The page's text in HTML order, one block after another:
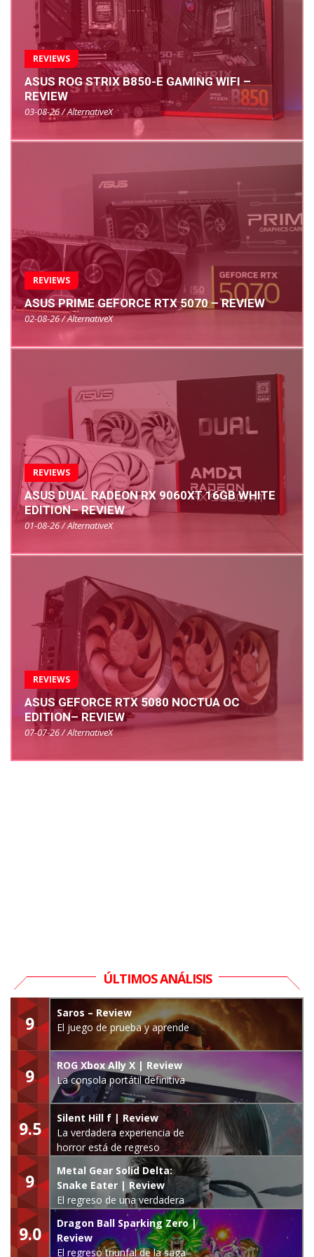
REVIEWS
ASUS ROG STRIX B850-E GAMING WIFI –
REVIEW
03-08-26 / AlternativeX
REVIEWS
ASUS PRIME GEFORCE RTX 5070 – REVIEW
02-08-26 / AlternativeX
REVIEWS
ASUS DUAL RADEON RX 9060XT 16GB WHITE
EDITION– REVIEW
01-08-26 / AlternativeX
REVIEWS
ASUS GEFORCE RTX 5080 NOCTUA OC
EDITION– REVIEW
07-07-26 / AlternativeX
ÚLTIMOS ANÁLISIS
9
Saros – Review
El juego de prueba y aprende
9
ROG Xbox Ally X | Review
La consola portátil definitiva
9.5
Silent Hill f | Review
La verdadera experiencia de
horror está de regreso
9
Metal Gear Solid Delta:
Snake Eater | Review
El regreso de una verdadera
leyenda
9.0
Dragon Ball Sparking Zero |
Review
El regreso triunfal de la saga